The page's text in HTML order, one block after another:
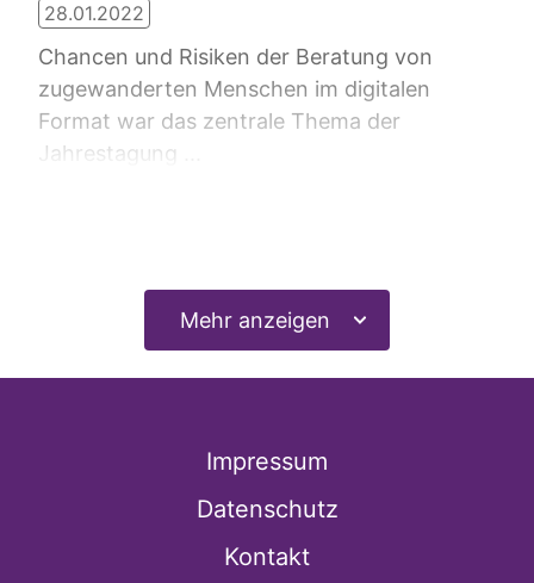
28.01.2022
Chancen und Risiken der Beratung von
zugewanderten Menschen im digitalen
Format war das zentrale Thema der
Jahrestagung ...
Mehr anzeigen
Impressum
Datenschutz
Kontakt